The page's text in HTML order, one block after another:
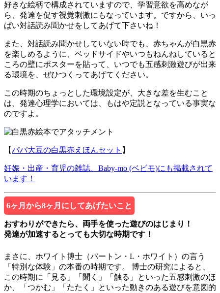
好きな絵柄で構成されていますので、学習意欲を高めなが
ら、発達を促す視覚刺激にもなっています。ですから、いっ
ぱい対話読み聞かせをしてあげて下さいね！
また、対話読み聞かせしていない時でも、赤ちゃんが白黒赤
を楽しめるように、ベッドサイドやいつもねんねしていると
ころの壁にポスターを貼って、いつでも五感刺激遊びが出来
る環境を、ぜひつくってあげてください。
この時期のちょっとした環境設定が、大きな差を生むこと
は、発達心理学においては、もはや定説となっている事実な
のですよ。
【パパ大豆の白黒赤えほんセット 】
妊娠・出産・育児の雑誌、Baby-mo (ベビモ)にも掲載されて
います！
6ヶ月から8ヶ月にしてあげたいこと
おすわりができたら、両手を使った遊びのはじまり！
発達が加速するとっても大切な時期です！
まさに、ホワイト博士（バートン・L・ホワイト）の言う
「特別な体験」の本番の時期です。 博士の研究によると、
この時期に「見る」「聞く」「触る」といった五感刺激のほ
か、「つかむ」「たたく」といった動きのある遊びを意図的